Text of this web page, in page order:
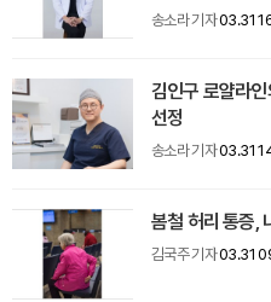
송소라 기자03.31
김인구 로얄라
선정
송소라 기자03.31
봄철 허리 통증,
김국주 기자03.31